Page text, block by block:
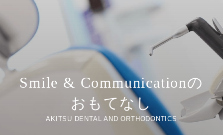
Smile & Communicationの
おもてなし
AKITSU DENTAL AND ORTHODONTICS